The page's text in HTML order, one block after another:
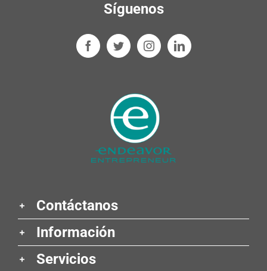
Síguenos
Contáctanos
Información
Servicios